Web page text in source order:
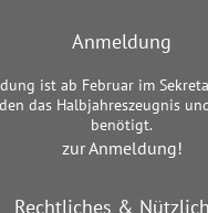
Anmeldung
ist ab Februar im
das Halbjahreszeugnis
benötigt.
zur Anmeldung!
Rechtliches &